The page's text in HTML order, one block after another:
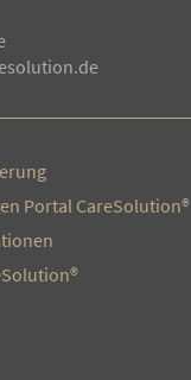
Portal CareSolution®